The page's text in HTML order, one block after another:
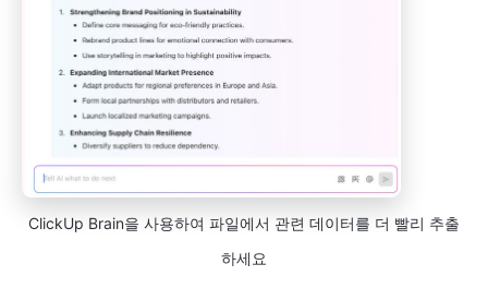
ClickUp Brain을 사용하여 파일에서 관련 데이터를 더 빨리 추출
하세요